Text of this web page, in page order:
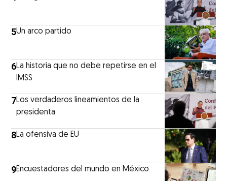
5Un arco partido
6La historia que no debe repetirse en el
IMSS
7Los verdaderos lineamientos de la
presidenta
8La ofensiva de EU
9Encuestadores del mundo en México